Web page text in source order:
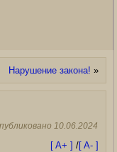
Нарушение закона! »
10.06.2024
[ A+ ] /[ A- ]